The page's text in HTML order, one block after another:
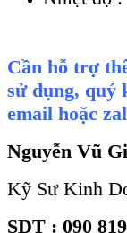
Cần hỗ trợ
sử dụng, quý
email hoặc
Nguyễn Vũ
Kỹ Sư Kinh
SDT : 090